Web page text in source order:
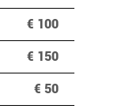
€ 100
€ 150
€ 50